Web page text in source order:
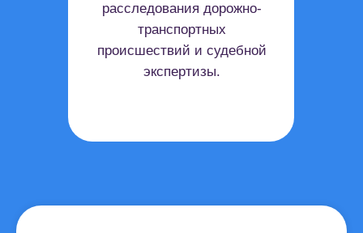
расследования дорожно-
транспортных
происшествий и судебной
экспертизы.